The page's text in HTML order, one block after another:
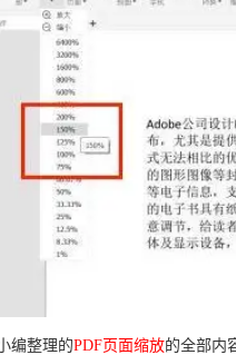
编整理的PDF页面缩放的全部内